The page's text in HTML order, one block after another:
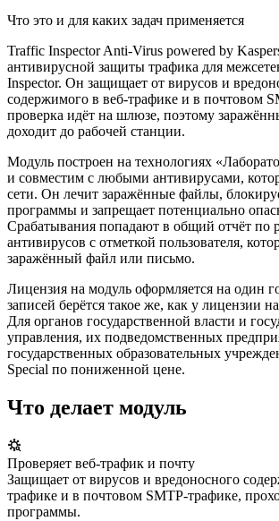
Что это и для каких задач применяется
Traffic Inspector Anti-Virus powered by
антивирусной защиты трафика для
Inspector. Он защищает от вирусов и
содержимого в веб-трафике и в почтовом
проверка идёт на шлюзе, поэтому
доходит до рабочей станции.
Модуль построен на технологиях
и совместим с любыми антивирусами,
сети. Он лечит заражённые файлы,
программы и запрещает потенциально
Срабатывания попадают в общий отчёт по
антивирусов с отметкой пользователя,
заражённый файл или письмо.
Лицензия на модуль оформляется на один
записей берётся такое же, как у лицензии
Для органов государственной власти и
управления, их подведомственных
государственных образовательных
Special по пониженной цене.
Что делает модуль
Проверяет веб-трафик и почту
Защищает от вирусов и вредоносного
трафике и в почтовом SMTP-трафике,
программы.